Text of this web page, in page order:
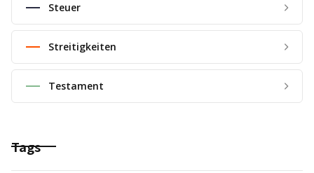
Steuer
Streitigkeiten
Testament
Tags